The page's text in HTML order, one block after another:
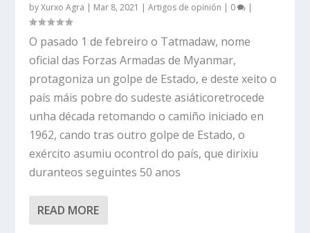
byXurxo Agra | Mar 8, 2021 |Artigos de opinión | 0 |
O pasado 1 de febreiro o Tatmadaw, nome
oficial das Forzas Armadas de Myanmar,
protagoniza un golpe de Estado, e deste xeito o
país máis pobre do sudeste asiáticoretrocede
unha década retomando o camiño iniciado en
1962, cando tras outro golpe de Estado, o
exército asumiu ocontrol do país, que dirixiu
duranteos seguintes 50 anos
READ MORE